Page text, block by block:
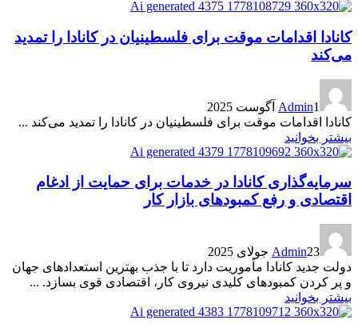
کانادا اقدامات موقت برای فلسطینیان در کانادا را تمدید
می‌کند
Admin1 آگوست 2025
کانادا اقدامات موقت برای فلسطینیان در کانادا را تمدید می‌کند ...
بیشتر بخوانید
سرمایه‌گذاری کانادا در خدمات برای حمایت از ادغام
اقتصادی و رفع کمبودهای بازار کار
Admin23 جولای 2025
دولت جدید کانادا مأموریت دارد تا با جذب بهترین استعدادهای جهان
و پر کردن کمبودهای کلیدی نیروی کار، اقتصادی قوی بسازد. ...
بیشتر بخوانید